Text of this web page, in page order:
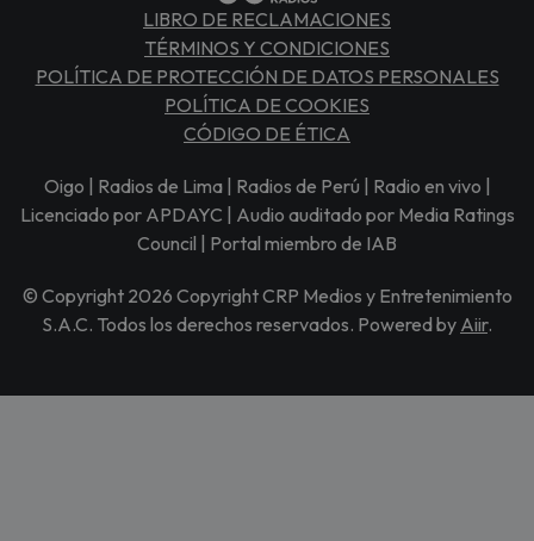
LIBRO DE RECLAMACIONES
TÉRMINOS Y CONDICIONES
POLÍTICA DE PROTECCIÓN DE DATOS PERSONALES
POLÍTICA DE COOKIES
CÓDIGO DE ÉTICA
Oigo | Radios de Lima | Radios de Perú | Radio en vivo |
Licenciado por APDAYC | Audio auditado por Media Ratings
Council | Portal miembro de IAB
© Copyright 2026 Copyright CRP Medios y Entretenimiento
S.A.C. Todos los derechos reservados. Powered by Aiir.